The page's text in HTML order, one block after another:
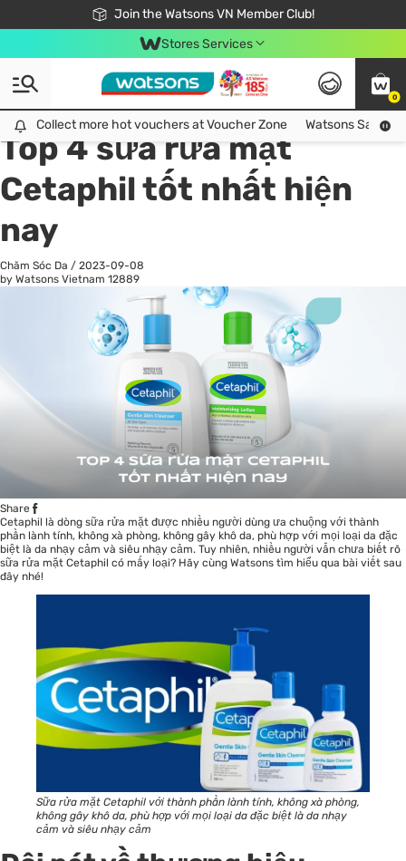
Join the Watsons VN Member Club!
Free Shipping For Order From 249,000Đ
24h Fast delivery in Hồ Chí Minh City
Stores Services
0
Collect more hot vouchers at Voucher Zone
Collect more hot vouchers at Voucher Zone Watsons Safety
All
Chăm Sóc Cá Nhân
Top 4 sữa rửa mặt
Cetaphil tốt nhất hiện
nay
Chăm Sóc Da / 2023-09-08
by Watsons Vietnam 12889
Share
Cetaphil là dòng sữa rửa mặt được nhiều người dùng ưa chuộng với thành
phần lành tính, không xà phòng, không gây khô da, phù hợp với mọi loại da đặc
biệt là da nhạy cảm và siêu nhạy cảm. Tuy nhiên, nhiều người vẫn chưa biết rõ
sữa rửa mặt Cetaphil có mấy loại? Hãy cùng Watsons tìm hiểu qua bài viết sau
đây nhé!
Sữa rửa mặt Cetaphil với thành phần lành tính, không xà phòng,
không gây khô da, phù hợp với mọi loại da đặc biệt là da nhạy
cảm và siêu nhạy cảm